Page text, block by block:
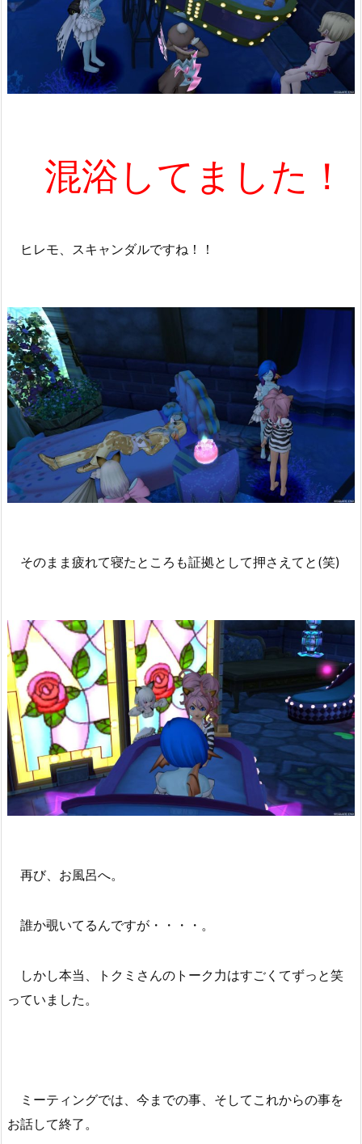
混浴してました！
ヒレモ、スキャンダルですね！！
そのまま疲れて寝たところも証拠として押さえてと(笑)
再び、お風呂へ。
誰か覗いてるんですが・・・・。
しかし本当、トクミさんのトーク力はすごくてずっと笑
っていました。
ミーティングでは、今までの事、そしてこれからの事を
お話して終了。